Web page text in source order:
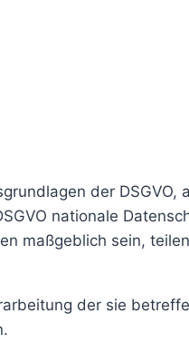
der DSGVO,
nationale
maßgeblich sein,
der sie